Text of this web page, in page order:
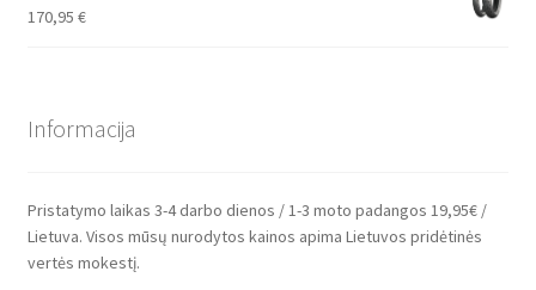
170,95 €
Informacija
Pristatymo laikas 3-4 darbo dienos / 1-3 moto padangos 19,95€ /
Lietuva. Visos mūsų nurodytos kainos apima Lietuvos pridėtinės
vertės mokestį.